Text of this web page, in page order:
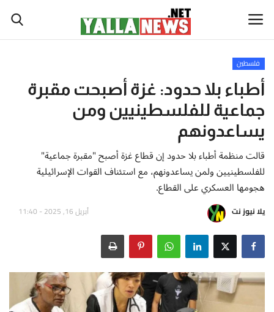
أخبار العالم
أخبار الوطن العربي
سياسة واقتصاد
رياضة
ثقافة وفن
تكنولوجيا وعلوم
صحة ولياقة
أطباق من المطابخ العربية
فلسطين
أطباء بلا حدود: غزة أصبحت مقبرة
جماعية للفلسطينيين ومن
يساعدونهم
قالت منظمة أطباء بلا حدود إن قطاع غزة أصبح "مقبرة جماعية"
للفلسطينيين ولمن يساعدونهم، مع استئناف القوات الإسرائيلية
هجومها العسكري على القطاع.
يلا نيوز نت أبريل 16, 2025 - 11:40